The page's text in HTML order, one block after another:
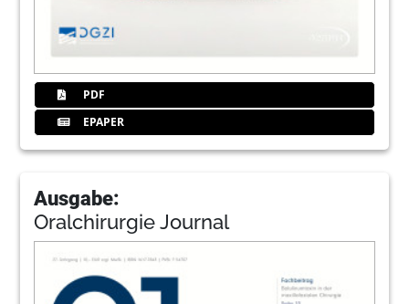
PDF
EPAPER
Ausgabe:
Oralchirurgie Journal